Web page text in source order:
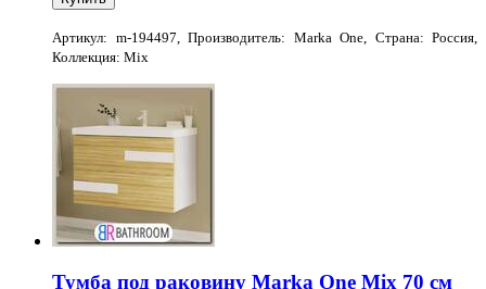
Артикул: m-194497, Производитель: Marka One, Страна: Россия,
Коллекция: Mix
Тумба под раковину Marka One Mix 70 см